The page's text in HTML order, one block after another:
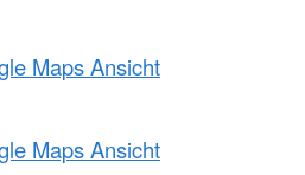
Maps Ansicht
Maps Ansicht